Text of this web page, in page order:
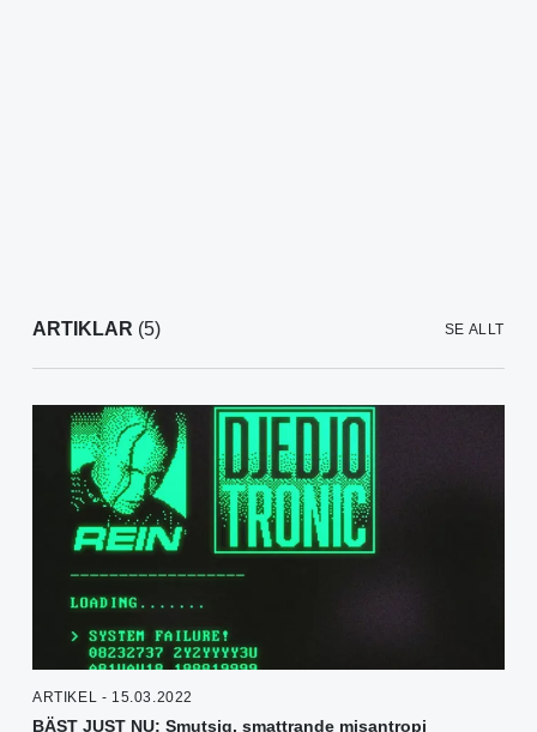
ARTIKLAR (5) SE ALLT
ARTIKEL - 15.03.2022
BÄST JUST NU: Smutsig, smattrande misantropi